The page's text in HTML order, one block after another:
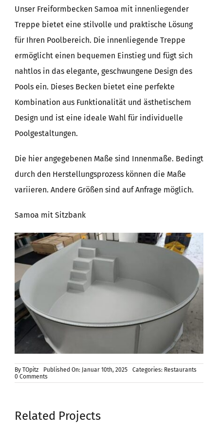
Unser Freiformbecken Samoa mit innenliegender
Treppe bietet eine stilvolle und praktische Lösung
für Ihren Poolbereich. Die innenliegende Treppe
ermöglicht einen bequemen Einstieg und fügt sich
nahtlos in das elegante, geschwungene Design des
Pools ein. Dieses Becken bietet eine perfekte
Kombination aus Funktionalität und ästhetischem
Design und ist eine ideale Wahl für individuelle
Poolgestaltungen.
Die hier angegebenen Maße sind Innenmaße. Bedingt
durch den Herstellungsprozess können die Maße
variieren. Andere Größen sind auf Anfrage möglich.
Samoa mit Sitzbank
By TOpitz Published On: Januar 10th, 2025 Categories: Restaurants
0 Commentson
Freiformbecken
Treppe
Related Projects